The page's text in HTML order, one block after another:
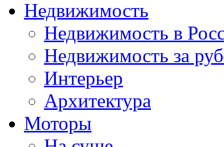
Недвижимость
Недвижимость в
Недвижимость за
Интерьер
Архитектура
Моторы